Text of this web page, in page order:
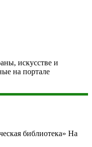
искусстве и
на портале
библиотека» На